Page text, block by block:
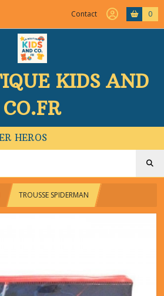
Contact 0
KIDS AND
CO.FR
HEROS
TROUSSE SPIDERMAN